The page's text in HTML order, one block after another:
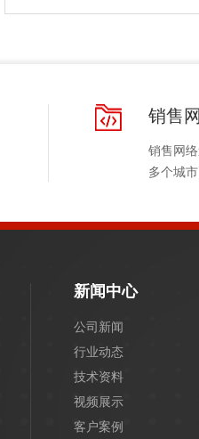
销售
销售网
多个城
新闻中心
公司新闻
行业动态
技术资料
视频展示
客户案例